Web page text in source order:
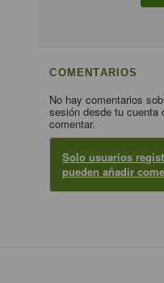
COMENTARIOS
No hay comentarios
sesión desde tu cuenta
comentar.
Solo usuarios
pueden añadir